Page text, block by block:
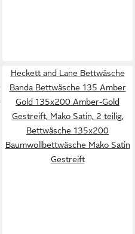
Heckett and Lane Bettwäsche
Banda Bettwäsche 135 Amber
Gold 135x200 Amber-Gold
Gestreift, Mako Satin, 2 teilig,
Bettwäsche 135x200
Baumwollbettwäsche Mako Satin
Gestreift